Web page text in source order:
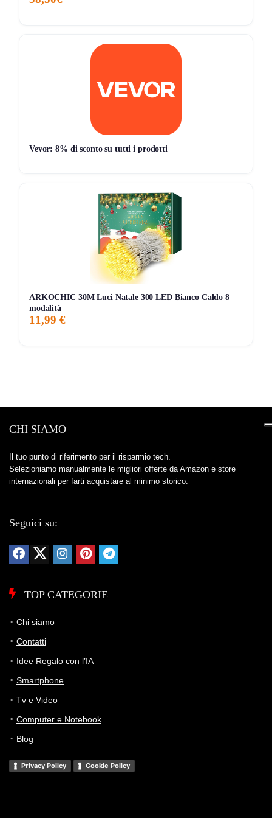
Vevor: 8% di sconto su tutti i prodotti
ARKOCHIC 30M Luci Natale 300 LED Bianco Caldo 8
modalità
11,99 €
CHI SIAMO
Il tuo punto di riferimento per il risparmio tech.
Selezioniamo manualmente le migliori offerte da Amazon e store
internazionali per farti acquistare al minimo storico.
Seguici su:
TOP CATEGORIE
Chi siamo
Contatti
Idee Regalo con l’IA
Smartphone
Tv e Video
Computer e Notebook
Blog
Privacy Policy Cookie Policy